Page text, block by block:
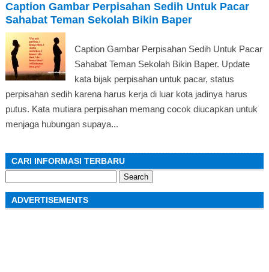
Caption Gambar Perpisahan Sedih Untuk Pacar
Sahabat Teman Sekolah Bikin Baper
Caption Gambar Perpisahan Sedih Untuk Pacar
Sahabat Teman Sekolah Bikin Baper. Update
kata bijak perpisahan untuk pacar, status
perpisahan sedih karena harus kerja di luar kota jadinya harus
putus. Kata mutiara perpisahan memang cocok diucapkan untuk
menjaga hubungan supaya...
CARI INFORMASI TERBARU
for:
ADVERTISEMENTS